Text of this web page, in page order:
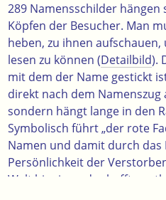
289 Namensschilder hängen
Köpfen der Besucher. Man
heben, zu ihnen
lesen zu können (Detailbild).
mit dem der Name gestickt
direkt nach dem Namenszug
sondern hängt lange in den
Symbolisch führt „der rote
Namen und damit durch das
Persönlichkeit der
Welt hinein und schafft